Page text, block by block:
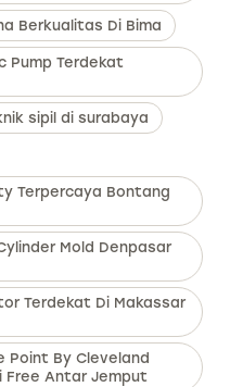
Berkualitas Di Bima
Pump Terdekat
sipil di surabaya
Terpercaya Bontang
Mold Denpasar
Terdekat Di Makassar
Point By Cleveland
Free Antar Jemput